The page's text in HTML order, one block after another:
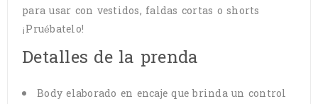
para usar con vestidos, faldas cortas o shorts
¡Pruébatelo!
Detalles de la prenda
Body elaborado en encaje que brinda un control